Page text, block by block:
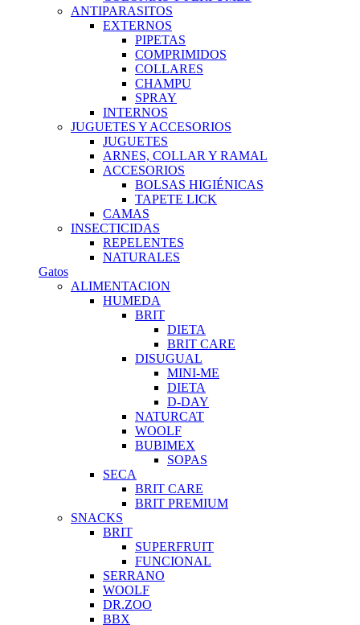
ANTIPARASITOS
EXTERNOS
PIPETAS
COMPRIMIDOS
COLLARES
CHAMPU
SPRAY
INTERNOS
JUGUETES Y ACCESORIOS
JUGUETES
ARNES, COLLAR Y RAMAL
ACCESORIOS
BOLSAS HIGIÉNICAS
TAPETE LICK
CAMAS
INSECTICIDAS
REPELENTES
NATURALES
Gatos
ALIMENTACION
HUMEDA
BRIT
DIETA
BRIT CARE
DISUGUAL
MINI-ME
DIETA
D-DAY
NATURCAT
WOOLF
BUBIMEX
SOPAS
SECA
BRIT CARE
BRIT PREMIUM
SNACKS
BRIT
SUPERFRUIT
FUNCIONAL
SERRANO
WOOLF
DR.ZOO
BBX